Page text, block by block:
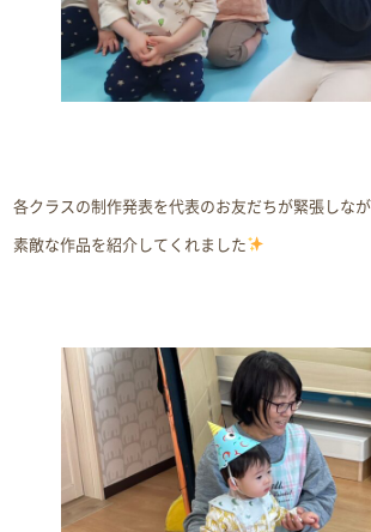
各クラスの制作発表を代表のお友だちが緊張しなが
素敵な作品を紹介してくれました